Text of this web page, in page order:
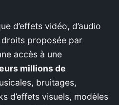
d’effets vidéo, d’audio
proposée par
accès à une
millions de
bruitages,
d’effets visuels, modèles